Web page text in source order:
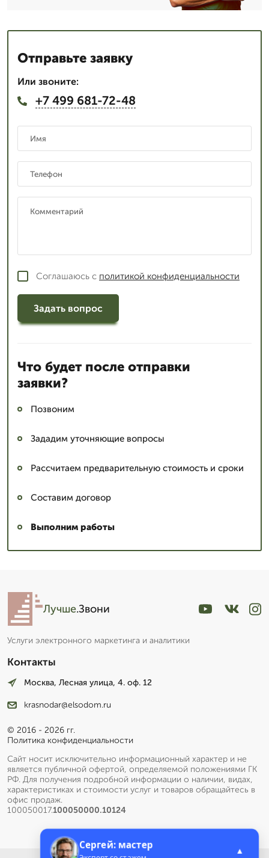
Отправьте заявку
Или звоните:
+7 499 681-72-48
Соглашаюсь с политикой конфиденциальности
Задать вопрос
Что будет после отправки
заявки?
Позвоним
Зададим уточняющие вопросы
Рассчитаем предварительную стоимость и сроки
Составим договор
Выполним работы
Лучше.Звони
Услуги электронного маркетинга и аналитики
Контакты
Москва, Лесная улица, 4. оф. 12
krasnodar@elsodom.ru
© 2016 - 2026 гг.
Политика конфиденциальности
Сайт носит исключительно информационный характер и не
является публичной офертой, определяемой положениями ГК
РФ. Для получения подробной информации о наличии, видах,
характеристиках и стоимости услуг и товаров обращайтесь в
офис продаж.
100050017.100050000.10124
Сергей: мастер ▲